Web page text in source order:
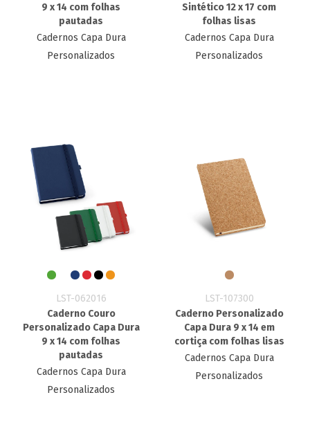
9 x 14 com folhas
pautadas
Cadernos Capa Dura
Personalizados
Sintético 12 x 17 com
folhas lisas
Cadernos Capa Dura
Personalizados
LST-062016
Caderno Couro
Personalizado Capa Dura
9 x 14 com folhas
pautadas
Cadernos Capa Dura
Personalizados
LST-107300
Caderno Personalizado
Capa Dura 9 x 14 em
cortiça com folhas lisas
Cadernos Capa Dura
Personalizados